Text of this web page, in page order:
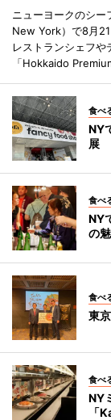
ニューヨークのシ
New York）で8月
レストランシェフや
「Hokkaido
食べ
NY
展
食べ
NY
の
食べ
東
食べ
NY
「